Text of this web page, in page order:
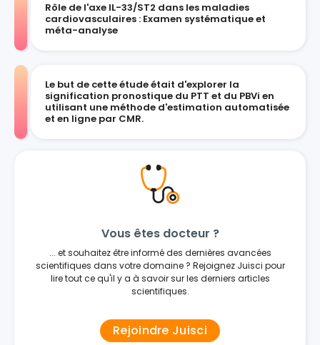
Rôle de l'axe IL-33/ST2 dans les maladies
cardiovasculaires : Examen systématique et
méta-analyse
Le but de cette étude était d'explorer la
signification pronostique du PTT et du PBVi en
utilisant une méthode d'estimation automatisée
et en ligne par CMR.
Vous êtes docteur ?
... et souhaitez être informé des dernières avancées
scientifiques dans votre domaine ? Rejoignez Juisci pour
lire tout ce qu'il y a à savoir sur les derniers articles
scientifiques.
Rejoindre Juisci